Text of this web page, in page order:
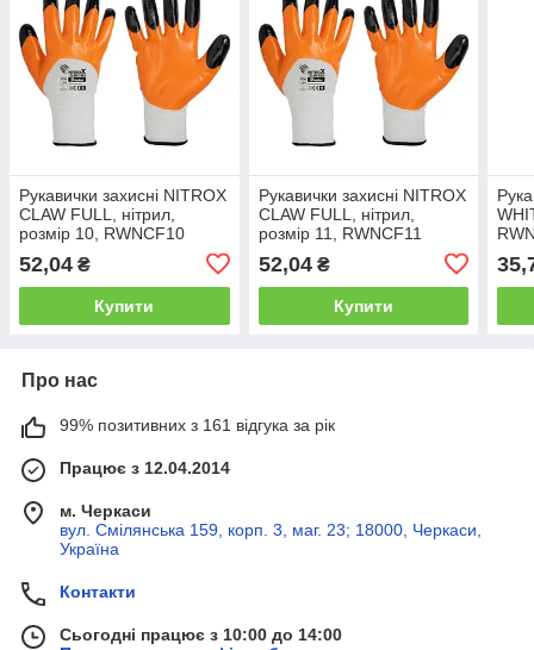
Рукавички захисні NITROX
CLAW FULL, нітрил,
розмір 10, RWNCF10
52,04 ₴
Купити
Рукавички захисні NITROX
CLAW FULL, нітрил,
розмір 11, RWNCF11
52,04₴
Купити
Про нас
99% позитивних з 161 відгука за рік
Працює з 12.04.2014
м. Черкаси
вул. Смілянська 159, корп. 3, маг. 23; 18000, Черкаси,
Україна
Контакти
Сьогодні працює з 10:00 до 14:00